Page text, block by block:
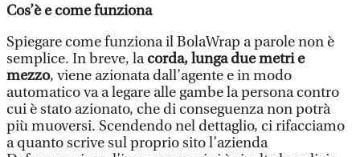
Cos’è e come funziona
Spiegare come funziona il BolaWrap a parole non è
semplice. In breve, lacorda, lunga due metri e
mezzo, viene azionata dall’agente e in modo
automatico va a legare alle gambe la persona contro
cui è stato azionato, che di conseguenza non potrà
più muoversi. Scendendo nel dettaglio, ci rifacciamo
a quanto scrive sul proprio sito l’azienda